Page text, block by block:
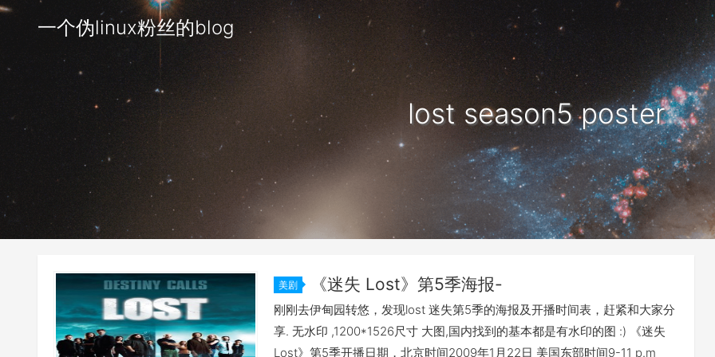
一个伪linux粉丝的blog
lost season5 poster
美剧 《迷失 Lost》第5季海报-
刚刚去伊甸园转悠，发现lost 迷失第5季的海报及开播时间表，赶紧和大家分
享. 无水印 ,1200*1526尺寸 大图,国内找到的基本都是有水印的图 :) 《迷失
Lost》第5季开播日期，北京时间2009年1月22日 美国东部时间9-11 p.m